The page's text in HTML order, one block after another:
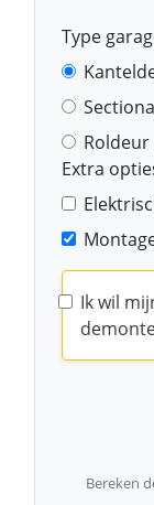
Type
Roldeur
Extra
Ik wil
Bereken